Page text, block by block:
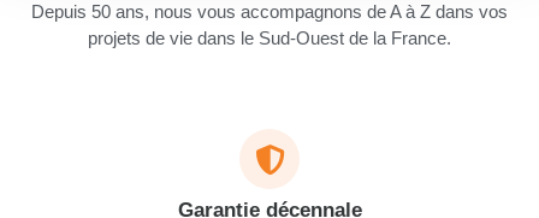
Depuis 50 ans, nous vous accompagnons de A à Z dans vos
projets de vie dans le Sud-Ouest de la France.
Garantie décennale